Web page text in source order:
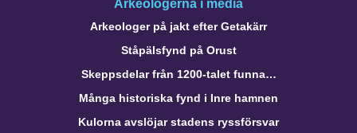
Arkeologerna i media
Arkeologer på jakt efter Getakärr
Ståpälsfynd på Orust
Skeppsdelar från 1200-talet funna…
Många historiska fynd i Inre hamnen
Kulorna avslöjar stadens ryssförsvar